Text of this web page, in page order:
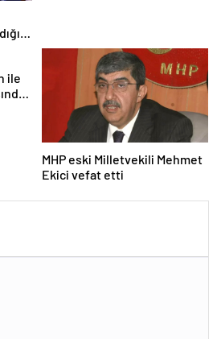
ile
MHP eski Milletvekili Mehmet
Ekici vefat etti